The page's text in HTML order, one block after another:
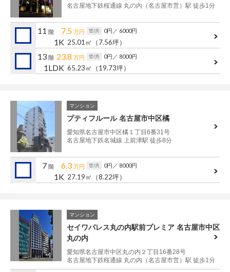
お友達紹介特典
管理建物一覧
企業情報 採用情報
プライバシー
名古屋地下鉄桜通線 丸の内（名古屋市営）駅 徒歩1分
11 階 7.5 万円 管/共 0円 ／ 6000円
1K 25.01㎡ （7.56坪）
13 階 23.8 万円 管/共 0円 ／ 8000円
1LDK 65.23㎡ （19.73坪）
マンション
プティフルール 名古屋市中区橘
愛知県名古屋市中区橘１丁目6番31号
名古屋地下鉄名城線 上前津駅 徒歩8分
7 階 6.3 万円 管/共 0円 ／ 8000円
1K 27.19㎡ （8.22坪）
マンション
セイワパレス丸の内駅前プレミア 名古屋市中区
丸の内
愛知県名古屋市中区丸の内２丁目16番28号
名古屋地下鉄桜通線 丸の内（名古屋市営）駅 徒歩1分